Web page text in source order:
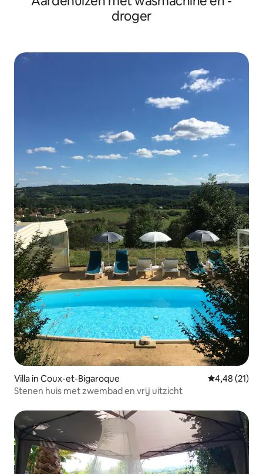
droger
Villa in Coux-et-Bigaroque Gemiddelde
4,48 (21)
Stenen huis met zwembad en vrij uitzicht